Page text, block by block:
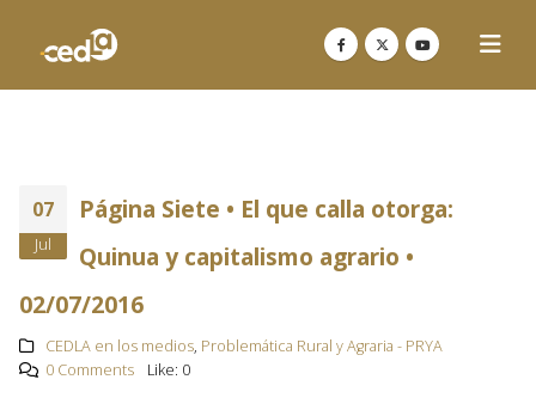
07
Jul
Página Siete • El que calla otorga:
Quinua y capitalismo agrario •
02/07/2016
CEDLA en los medios, Problemática Rural y Agraria - PRYA
0 Comments
Like: 0